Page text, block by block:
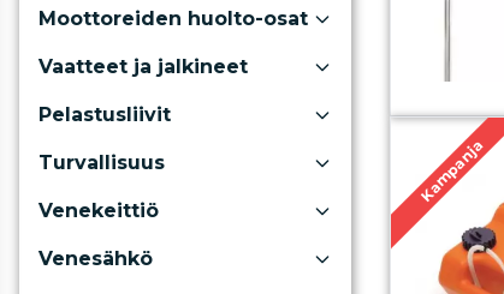
Moottoreiden huolto-osat
Vaatteet ja jalkineet
Pelastusliivit
Turvallisuus
Venekeittiö
Venesähkö
Kampanja